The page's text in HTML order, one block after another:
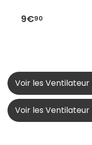
9€90
Voir les Ventilateur
Voir les